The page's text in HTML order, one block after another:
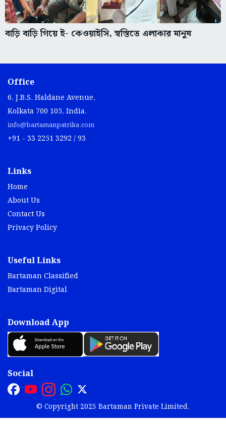
বাড়ি বাড়ি গিয়ে ই- কেওয়াইসি, স্বস্তিতে এলাকার মানুষ
Office
6, J.B.S. Haldane Avenue,
Kolkata 700 105, India.
info@bartamanpatrika.com
+91 - 33 2251 3292 / 93
Links
Home
About Us
Contact Us
Privacy Policy
Useful Links
Bartaman Classified
Bartaman Digital
Download App
Social
© Copyright 2025 Bartaman Private Limited.